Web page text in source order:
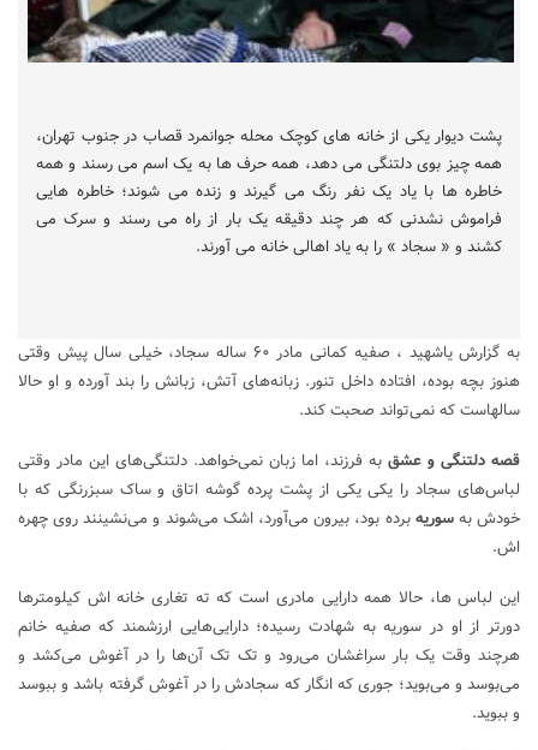
پشت دیوار یکی از خانه های کوچک محله جوانمرد قصاب در جنوب تهران،
همه چیز بوی دلتنگی می دهد، همه حرف ها به یک اسم می رسند و همه
خاطره ها با یاد یک نفر رنگ می گیرند و زنده می شوند؛ خاطره هایی
فراموش نشدنی که هر چند دقیقه یک بار از راه می رسند و سرک می
کشند و « سجاد » را به یاد اهالی خانه می آورند.
به گزارش یاشهید ، صفیه کمانی مادر ۶۰ ساله سجاد، خیلی سال پیش وقتی
هنوز بچه بوده، افتاده داخل تنور. زبانه‌های آتش، زبانش را بند آورده و او حالا
سالهاست که نمی‌تواند صحبت کند.
قصه دلتنگی و عشق به فرزند، اما زبان نمی‌خواهد. دلتنگی‌های این مادر وقتی
لباس‌های سجاد را یکی یکی از پشت پرده گوشه اتاق و ساک سبزرنگی که با
خودش بهسوریهبرده بود، بیرون می‌آورد، اشک می‌شوند و می‌نشینند روی چهره
اش.
این لباس ها، حالا همه دارایی مادری است که ته تغاری خانه اش کیلومتر‌ها
دورتر از او در سوریه به شهادت رسیده؛ دارایی‌هایی ارزشمند که صفیه خانم
هرچند وقت یک بار سراغشان می‌رود و تک تک آن‌ها را در آغوش می‌کشد و
می‌بوسد و می‌بوید؛ جوری که انگار که سجادش را در آغوش گرفته باشد و ببوسد
و ببوید.